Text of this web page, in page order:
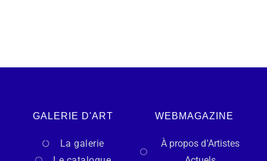
GALERIE D'ART
La galerie
WEBMAGAZINE
À propos d'Artistes